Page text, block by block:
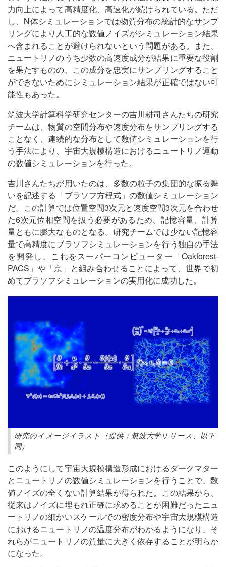
力向上によって高精度化、高速化が続けられている。ただ
し、N体シミュレーションでは物質分布の統計的なサンプ
リングにより人工的な数値ノイズがシミュレーション結果
へ含まれることが避けられないという問題がある。また、
ニュートリノのうち少数の高速度成分が結果に重要な役割
を果たすものの、この成分を忠実にサンプリングすること
ができないためにシミュレーション結果が正確ではない可
能性もあった。
筑波大学計算科学研究センターの吉川耕司さんたちの研究
チームは、物質の空間分布や速度分布をサンプリングする
ことなく、連続的な分布として数値シミュレーションを行
う手法により、宇宙大規模構造におけるニュートリノ運動
の数値シミュレーションを行った。
吉川さんたちが用いたのは、多数の粒子の集団的な振る舞
いを記述する「ブラソフ方程式」の数値シミュレーション
だ。この計算では位置空間3次元と速度空間3次元を合わせ
た6次元位相空間を扱う必要があるため、記憶容量、計算
量ともに膨大なものとなる。研究チームでは少ない記憶容
量で高精度にブラソフシミュレーションを行う独自の手法
を開発し、これをスーパーコンピューター「Oakforest-
PACS」や「京」と組み合わせることによって、世界で初
めてブラソフシミュレーションの実用化に成功した。
研究のイメージイラスト（提供：筑波大学リリース、以下
同）
このようにして宇宙大規模構造形成におけるダークマター
とニュートリノの数値シミュレーションを行うことで、数
値ノイズの全くない計算結果が得られた。この結果から、
従来はノイズに埋もれ正確に求めることが困難だったニュ
ートリノの細かいスケールでの密度分布や宇宙大規模構造
におけるニュートリノの温度分布がわかるようになり、そ
れらがニュートリノの質量に大きく依存することが明らか
になった。